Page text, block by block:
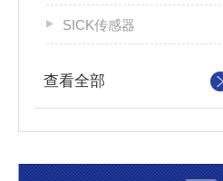
SICK传感器
查看全部